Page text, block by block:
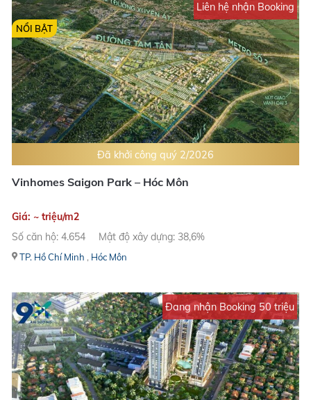
Liên hệ nhận Booking
Đã khởi công quý 2/2026
NỔI BẬT
Vinhomes Saigon Park – Hóc Môn
Giá: ~ triệu/m2
Số căn hộ: 4.654
Mật độ xây dựng: 38,6%
TP. Hồ Chí Minh , Hóc Môn
Đang nhận Booking 50 triệu